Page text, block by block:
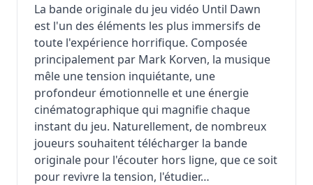
La bande originale du jeu vidéo Until Dawn
est l'un des éléments les plus immersifs de
toute l'expérience horrifique. Composée
principalement par Mark Korven, la musique
mêle une tension inquiétante, une
profondeur émotionnelle et une énergie
cinématographique qui magnifie chaque
instant du jeu. Naturellement, de nombreux
joueurs souhaitent télécharger la bande
originale pour l'écouter hors ligne, que ce soit
pour revivre la tension, l'étudier…